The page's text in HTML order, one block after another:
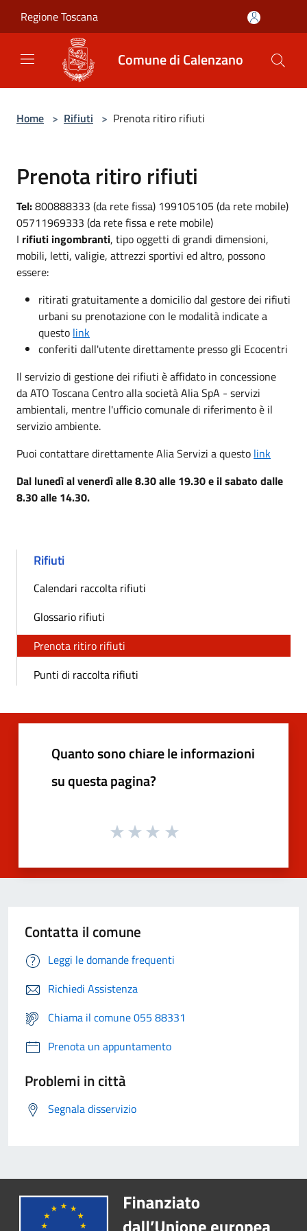
Regione Toscana
Comune di Calenzano
Home > Rifiuti > Prenota ritiro rifiuti
Prenota ritiro rifiuti
Tel:800888333 (da rete fissa) 199105105 (da rete mobile)
05711969333 (da rete fissa e rete mobile)
I rifiuti ingombranti, tipo oggetti di grandi dimensioni,
mobili, letti, valigie, attrezzi sportivi ed altro, possono
essere:
ritirati gratuitamente a domicilio dal gestore dei rifiuti
urbani su prenotazione con le modalità indicate a
questo link
conferiti dall'utente direttamente presso gli Ecocentri
Il servizio di gestione dei rifiuti è affidato in concessione
da ATO Toscana Centro alla società Alia SpA - servizi
ambientali, mentre l'ufficio comunale di riferimento è il
servizio ambiente.
Puoi contattare direttamente Alia Servizi a questo link
Dal lunedì al venerdì alle 8.30 alle 19.30 e il sabato dalle
8.30 alle 14.30.
Rifiuti
Calendari raccolta rifiuti
Glossario rifiuti
Prenota ritiro rifiuti
Punti di raccolta rifiuti
Quanto sono chiare le informazioni
su questa pagina?
Contatta il comune
Leggi le domande frequenti
Richiedi Assistenza
Chiama il comune 055 88331
Prenota un appuntamento
Problemi in città
Segnala disservizio